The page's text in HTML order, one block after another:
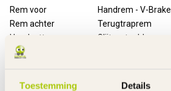
Toestemming Details
Rem voor
Handrem - V-Brake
Rem achter
Terugtraprem
Handvatten
Slijtvast rubber
Banden
Spatborden
Kunststof